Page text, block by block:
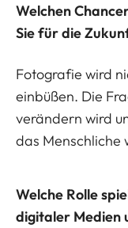
Welchen
Sie für die
Fotografie wird
einbüßen. Die
verändern wird
das
Welche Rolle
digitaler Medien